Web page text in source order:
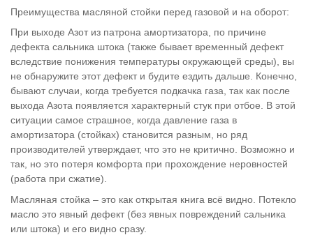
Преимущества масляной стойки перед газовой и на оборот:
При выходе Азот из патрона амортизатора, по причине
дефекта сальника штока (также бывает временный дефект
вследствие понижения температуры окружающей среды), вы
не обнаружите этот дефект и будите ездить дальше. Конечно,
бывают случаи, когда требуется подкачка газа, так как после
выхода Азота появляется характерный стук при отбое. В этой
ситуации самое страшное, когда давление газа в
амортизатора (стойках) становится разным, но ряд
производителей утверждает, что это не критично. Возможно и
так, но это потеря комфорта при прохождение неровностей
(работа при сжатие).
Масляная стойка – это как открытая книга всё видно. Потекло
масло это явный дефект (без явных повреждений сальника
или штока) и его видно сразу.